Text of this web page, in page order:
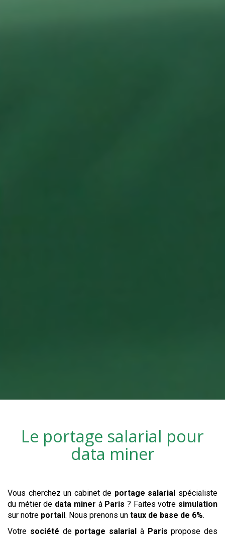
Le portage salarial pour
data miner
Vous cherchez un cabinet de portage salarial spécialiste
du métier de data miner à Paris ? Faites votre simulation
sur notre portail. Nous prenons un taux de base de 6%.
Votre société de portage salarial à Paris propose des